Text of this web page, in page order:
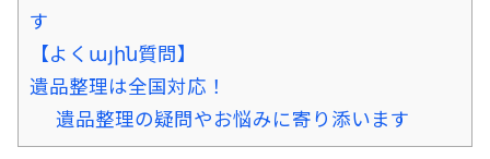
す
【よくային質問】
遺品整理は全国対応！
遺品整理の疑問やお悩みに寄り添います